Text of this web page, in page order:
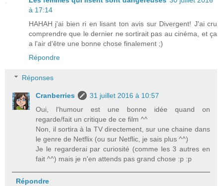
à 17:14
HAHAH j'ai bien ri en lisant ton avis sur Divergent! J'ai cru
comprendre que le dernier ne sortirait pas au cinéma, et ça
a l'air d'être une bonne chose finalement ;)
Répondre
Réponses
Cranberries
31 juillet 2016 à 10:57
Oui, l'humour est une bonne idée quand on
regarde/fait un critique de ce film ^^
Non, il sortira à la TV directement, sur une chaine dans
le genre de Netflix (ou sur Netflic, je sais plus ^^)
Je le regarderai par curiosité (comme les 3 autres en
fait ^^) mais je n'en attends pas grand chose :p :p
Répondre